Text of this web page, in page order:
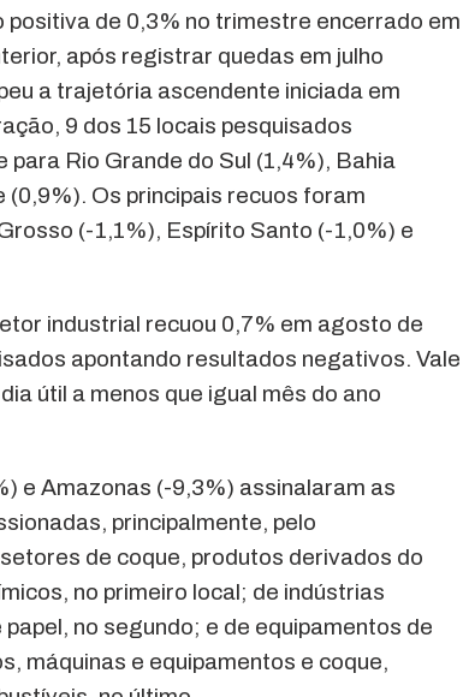
de 0,3% no trimestre encerrado em
após registrar quedas em julho
a trajetória ascendente iniciada em
9 dos 15 locais pesquisados
Rio Grande do Sul (1,4%), Bahia
Os principais recuos foram
(-1,1%), Espírito Santo (-1,0%) e
industrial recuou 0,7% em agosto de
apontando resultados negativos. Vale
útil a menos que igual mês do ano
e Amazonas (-9,3%) assinalaram as
principalmente, pelo
de coque, produtos derivados do
no primeiro local; de indústrias
no segundo; e de equipamentos de
máquinas e equipamentos e coque,